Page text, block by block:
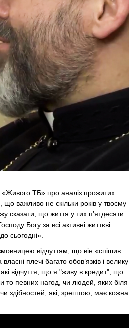
«Живого ТБ» про аналіз прожитих
важливо не скільки років у твоєму
сказати, що життя у тих п’ятдесяти
Богу за всі активні життєві
сьогодні».
відчуттям, що він «спішив
плечі багато обов’язків і велику
відчуття, що я "живу в кредит", що
то певних нагод, чи людей, яких біля
здібностей, які, зрештою, має кожна